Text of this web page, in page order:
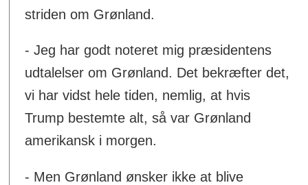
striden om Grønland.
- Jeg har godt noteret mig præsidentens
udtalelser om Grønland. Det bekræfter det,
vi har vidst hele tiden, nemlig, at hvis
Trump bestemte alt, så var Grønland
amerikansk i morgen.
- Men Grønland ønsker ikke at blive